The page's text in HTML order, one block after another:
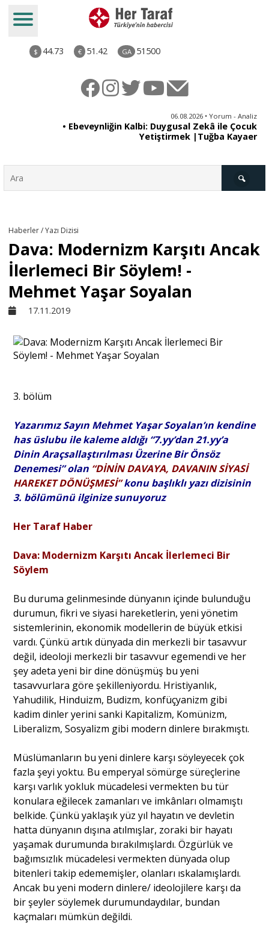
$ 44.73 € 51.42 GA 51500
06.08.2026 • Yorum - Analiz
• Ebeveynliğin Kalbi: Duygusal Zekâ ile Çocuk
Yetiştirmek |Tuğba Kayaer
Derkenar
Sivil Toplum
Kültür - Sanat
Yorum - Analiz
Söyleşi
Yazarlar
Eğitim
Dosya Haber
Sağlık
Haberler / Yazı Dizisi
Dava: Modernizm Karşıtı Ancak
İlerlemeci Bir Söylem! -
Mehmet Yaşar Soyalan
17.11.2019
3. bölüm
Yazarımız Sayın Mehmet Yaşar Soyalan’ın kendine
has üslubu ile kaleme aldığı “7.yy’dan 21.yy’a
Dinin Araçsallaştırılması Üzerine Bir Önsöz
Denemesi” olan “DİNİN DAVAYA, DAVANIN SİYASİ
HAREKET DÖNÜŞMESİ”konu başlıklı yazı dizisinin
3. bölümünü ilginize sunuyoruz
Her Taraf Haber
Dava: Modernizm Karşıtı Ancak İlerlemeci Bir
Söylem
Bu duruma gelinmesinde dünyanın içinde bulunduğu
durumun, fikri ve siyasi hareketlerin, yeni yönetim
sistemlerinin, ekonomik modellerin de büyük etkisi
vardı. Çünkü artık dünyada din merkezli bir tasavvur
değil, ideoloji merkezli bir tasavvur egemendi ve her
şey adeta yeni bir dine dönüşmüş bu yeni
tasavvurlara göre şekilleniyordu. Hristiyanlık,
Yahudilik, Hinduizm, Budizm, konfüçyanizm gibi
kadim dinler yerini sanki Kapitalizm, Komünizm,
Liberalizm, Sosyalizm gibi modern dinlere bırakmıştı.
Müslümanların bu yeni dinlere karşı söyleyecek çok
fazla şeyi yoktu. Bu emperyal sömürge süreçlerine
karşı varlık yokluk mücadelesi vermekten bu tür
konulara eğilecek zamanları ve imkânları olmamıştı
belkide. Çünkü yaklaşık yüz yıl hayatın ve devletin
hatta dünyanın dışına atılmışlar, zoraki bir hayatı
yaşamak durumunda bırakılmışlardı. Özgürlük ve
bağımsızlık mücadelesi vermekten dünyada olup
bitenleri takip edememişler, olanları ıskalamışlardı.
Ancak bu yeni modern dinlere/ ideolojilere karşı da
bir şeyler söylemek durumundaydılar, bundan
kaçmaları mümkün değildi.